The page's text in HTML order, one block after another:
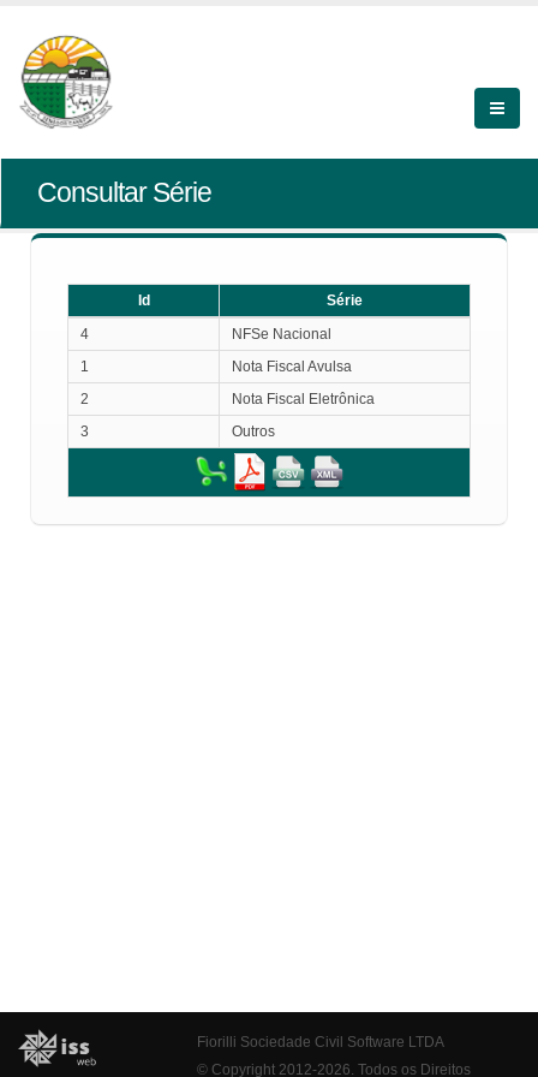
Consultar Série
Id
Série
Série
4
NFSe Nacional
1
Nota Fiscal Avulsa
2
Nota Fiscal Eletrônica
3
Outros
Fiorilli Sociedade Civil Software LTDA
© Copyright 2012-2026. Todos os Direitos